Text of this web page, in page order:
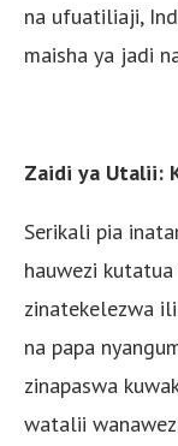
na ufuatiliaji,
maisha ya jadi
Zaidi ya Utalii:
Serikali pia
hauwezi
zinatekelezwa
na papa
zinapaswa
watalii